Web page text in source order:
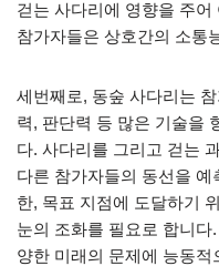
걷는 사다리에 영향을 주
참가자들은 상호간의 소통
세번째로, 동숲 사다리는
력, 판단력 등 많은 기술을
다. 사다리를 그리고 걷는
다른 참가자들의 동선을
한, 목표 지점에 도달하기
눈의 조화를 필요로 합니
양한 미래의 문제에 능동